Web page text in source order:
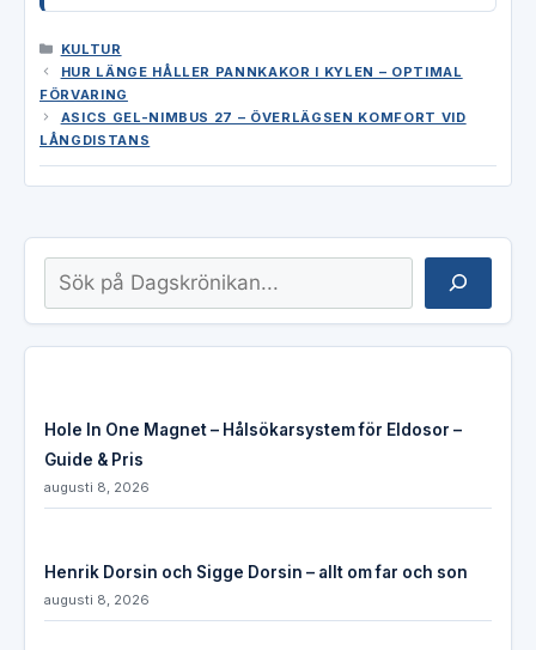
KATEGORIER
KULTUR
HUR LÄNGE HÅLLER PANNKAKOR I KYLEN – OPTIMAL
FÖRVARING
ASICS GEL-NIMBUS 27 – ÖVERLÄGSEN KOMFORT VID
LÅNGDISTANS
Sök
Hole In One Magnet – Hålsökarsystem för Eldosor –
Guide & Pris
augusti 8, 2026
Henrik Dorsin och Sigge Dorsin – allt om far och son
augusti 8, 2026